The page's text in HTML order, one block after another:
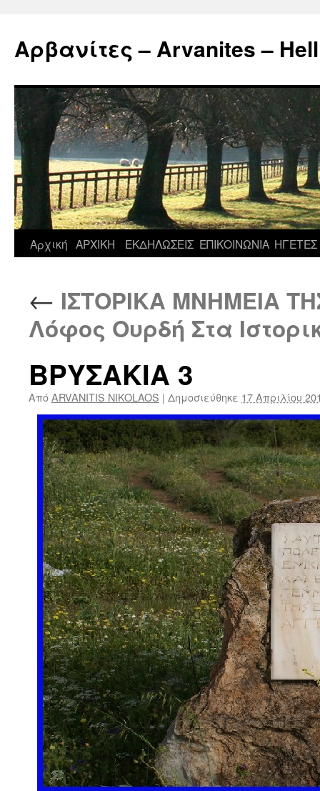
περιεχόμενο
Αρβανίτες – Arvanites –
Αρχική ΑΡΧΙΚΗ ΕΚΔΗΛΩΣΕΙΣ ΕΠΙΚΟΙΝΩΝΙΑ ΗΓΕΤΕΣ
← ΙΣΤΟΡΙΚΑ ΜΝΗΜΕΙΑ
Λόφος Ουρδή Στα
ΒΡΥΣΑΚΙΑ 3
ΑπόARVANITIS NIKOLAOS | Δημοσιεύθηκε 17 Απριλίου